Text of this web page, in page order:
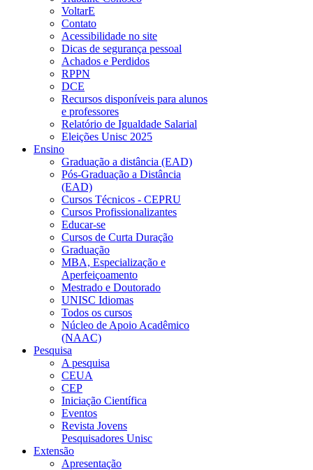
VoltarE
Contato
Acessibilidade no site
Dicas de segurança pessoal
Achados e Perdidos
RPPN
DCE
Recursos disponíveis para alunos
e professores
Relatório de Igualdade Salarial
Eleições Unisc 2025
Ensino
Graduação a distância (EAD)
Pós-Graduação a Distância
(EAD)
Cursos Técnicos - CEPRU
Cursos Profissionalizantes
Educar-se
Cursos de Curta Duração
Graduação
MBA, Especialização e
Aperfeiçoamento
Mestrado e Doutorado
UNISC Idiomas
Todos os cursos
Núcleo de Apoio Acadêmico
(NAAC)
Pesquisa
A pesquisa
CEUA
CEP
Iniciação Científica
Eventos
Revista Jovens
Pesquisadores Unisc
Extensão
Apresentação